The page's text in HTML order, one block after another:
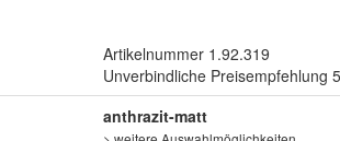
Artikelnummer 1.92.319
Unverbindliche Preisempfehlung
anthrazit-matt